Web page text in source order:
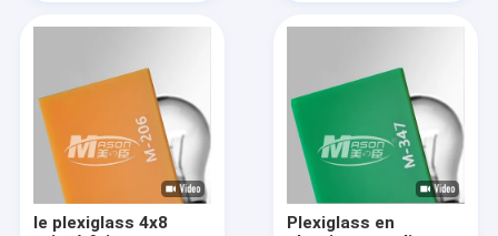
le plexiglass 4x8
Plexiglass en